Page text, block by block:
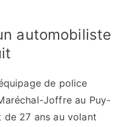
automobiliste
de police
Joffre au Puy-
de 27 ans au volant